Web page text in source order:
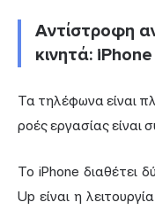
Αντίστροφη
κινητά:
Τα τηλέφωνα είναι
ροές εργασίας είναι
Το iPhone διαθέτει
Up είναι η